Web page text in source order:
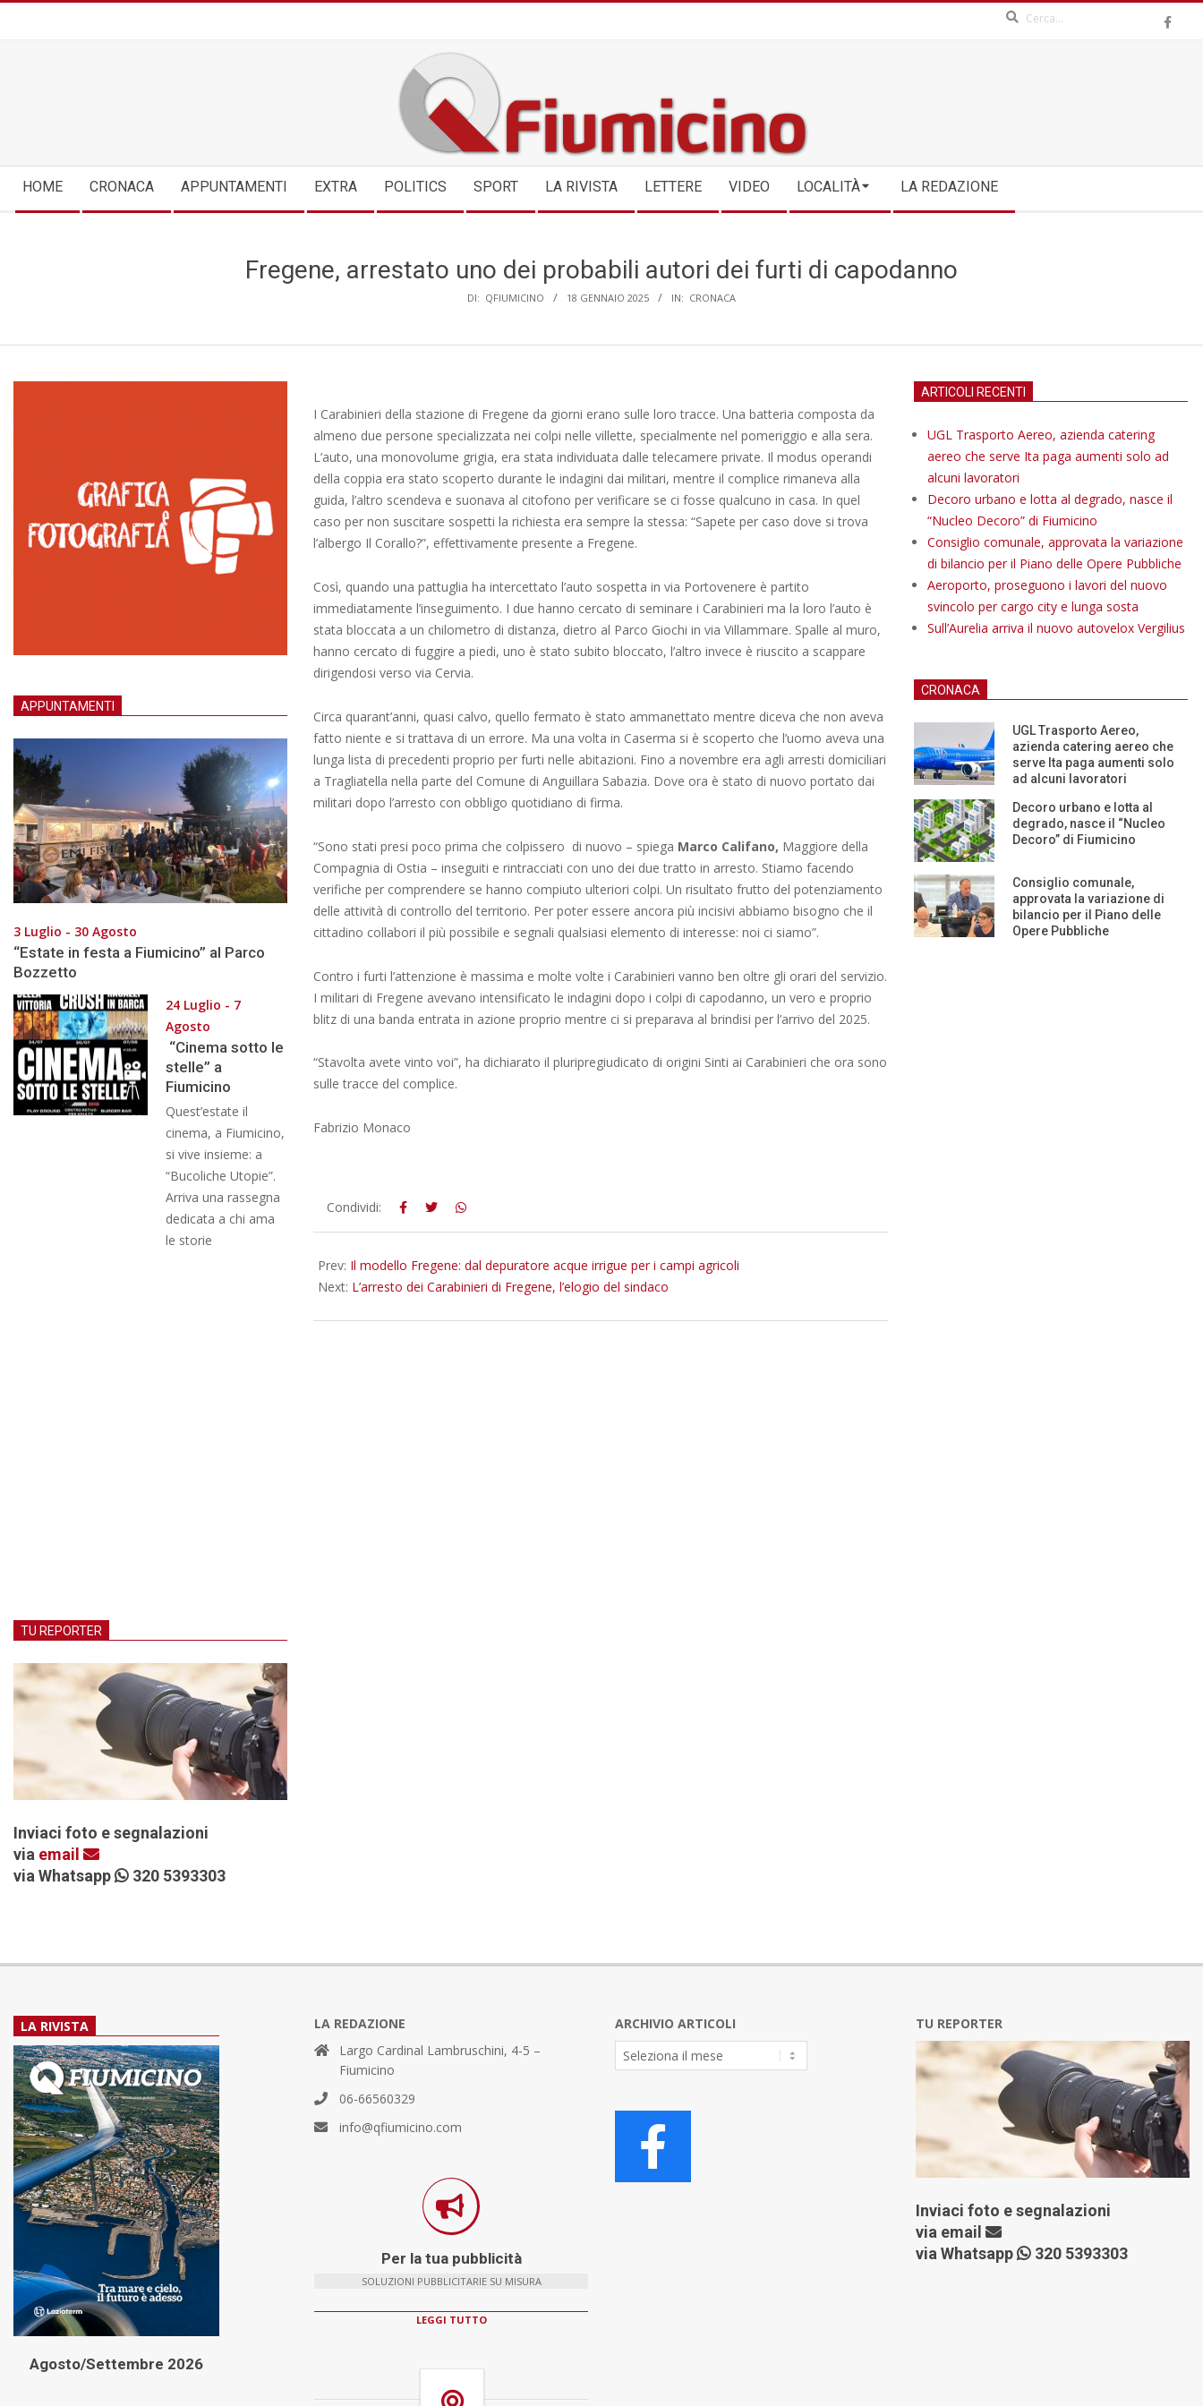
QFIUMICINO.COM
Navigation
Menu
HOME CRONACA APPUNTAMENTI EXTRA POLITICS SPORT LA RIVISTA LETTERE VIDEO LOCALITÀ LA REDAZIONE
Fregene, arrestato uno dei probabili autori dei furti di capodanno
DI: QFIUMICINO 18 GENNAIO 2025 IN: CRONACA
I Carabinieri della stazione di Fregene da giorni erano sulle loro tracce. Una batteria composta da
almeno due persone specializzata nei colpi nelle villette, specialmente nel pomeriggio e alla sera.
L’auto, una monovolume grigia, era stata individuata dalle telecamere private. Il modus operandi
della coppia era stato scoperto durante le indagini dai militari, mentre il complice rimaneva alla
guida, l’altro scendeva e suonava al citofono per verificare se ci fosse qualcuno in casa. In quel
caso per non suscitare sospetti la richiesta era sempre la stessa: “Sapete per caso dove si trova
l’albergo Il Corallo?”, effettivamente presente a Fregene.
Così, quando una pattuglia ha intercettato l’auto sospetta in via Portovenere è partito
immediatamente l’inseguimento. I due hanno cercato di seminare i Carabinieri ma la loro l’auto è
stata bloccata a un chilometro di distanza, dietro al Parco Giochi in via Villammare. Spalle al muro,
hanno cercato di fuggire a piedi, uno è stato subito bloccato, l’altro invece è riuscito a scappare
dirigendosi verso via Cervia.
Circa quarant’anni, quasi calvo, quello fermato è stato ammanettato mentre diceva che non aveva
fatto niente e si trattava di un errore. Ma una volta in Caserma si è scoperto che l’uomo aveva una
lunga lista di precedenti proprio per furti nelle abitazioni. Fino a novembre era agli arresti domiciliari
a Tragliatella nella parte del Comune di Anguillara Sabazia. Dove ora è stato di nuovo portato dai
militari dopo l’arresto con obbligo quotidiano di firma.
“Sono stati presi poco prima che colpissero di nuovo – spiega Marco Califano, Maggiore della
Compagnia di Ostia – inseguiti e rintracciati con uno dei due tratto in arresto. Stiamo facendo
verifiche per comprendere se hanno compiuto ulteriori colpi. Un risultato frutto del potenziamento
delle attività di controllo del territorio. Per poter essere ancora più incisivi abbiamo bisogno che il
cittadino collabori il più possibile e segnali qualsiasi elemento di interesse: noi ci siamo”.
Contro i furti l’attenzione è massima e molte volte i Carabinieri vanno ben oltre gli orari del servizio.
I militari di Fregene avevano intensificato le indagini dopo i colpi di capodanno, un vero e proprio
blitz di una banda entrata in azione proprio mentre ci si preparava al brindisi per l’arrivo del 2025.
“Stavolta avete vinto voi”, ha dichiarato il pluripregiudicato di origini Sinti ai Carabinieri che ora sono
sulle tracce del complice.
Fabrizio Monaco
2025-
01-
Condividi:
Prev: Il modello Fregene: dal depuratore acque irrigue per i campi agricoli
Next: L’arresto dei Carabinieri di Fregene, l’elogio del sindaco
APPUNTAMENTI
3 Luglio - 30 Agosto
“Estate in festa a Fiumicino” al Parco
Bozzetto
24 Luglio - 7
Agosto
“Cinema sotto le
stelle” a
Fiumicino
Quest’estate il
cinema, a Fiumicino,
si vive insieme: a
“Bucoliche Utopie”.
Arriva una rassegna
dedicata a chi ama
le storie
TU REPORTER
Inviaci foto e segnalazioni
via email
via Whatsapp
320 5393303
ARTICOLI RECENTI
UGL Trasporto Aereo, azienda catering
aereo che serve Ita paga aumenti solo ad
alcuni lavoratori
Decoro urbano e lotta al degrado, nasce il
“Nucleo Decoro” di Fiumicino
Consiglio comunale, approvata la variazione
di bilancio per il Piano delle Opere Pubbliche
Aeroporto, proseguono i lavori del nuovo
svincolo per cargo city e lunga sosta
Sull’Aurelia arriva il nuovo autovelox Vergilius
CRONACA
UGL Trasporto Aereo,
azienda catering aereo che
serve Ita paga aumenti solo
ad alcuni lavoratori
Decoro urbano e lotta al
degrado, nasce il “Nucleo
Decoro” di Fiumicino
Consiglio comunale,
approvata la variazione di
bilancio per il Piano delle
Opere Pubbliche
LA RIVISTA
Agosto/Settembre 2026
LA REDAZIONE
Largo Cardinal Lambruschini, 4-5 –
Fiumicino
06-66560329
info@qfiumicino.com
Per la tua pubblicità
SOLUZIONI PUBBLICITARIE SU MISURA
LEGGI TUTTO
ARCHIVIO ARTICOLI
Archivio
Articoli
TU REPORTER
Inviaci foto e segnalazioni
via email
via Whatsapp
320 5393303